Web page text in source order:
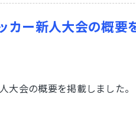
カー新人大会の概要
大会の概要を掲載しました